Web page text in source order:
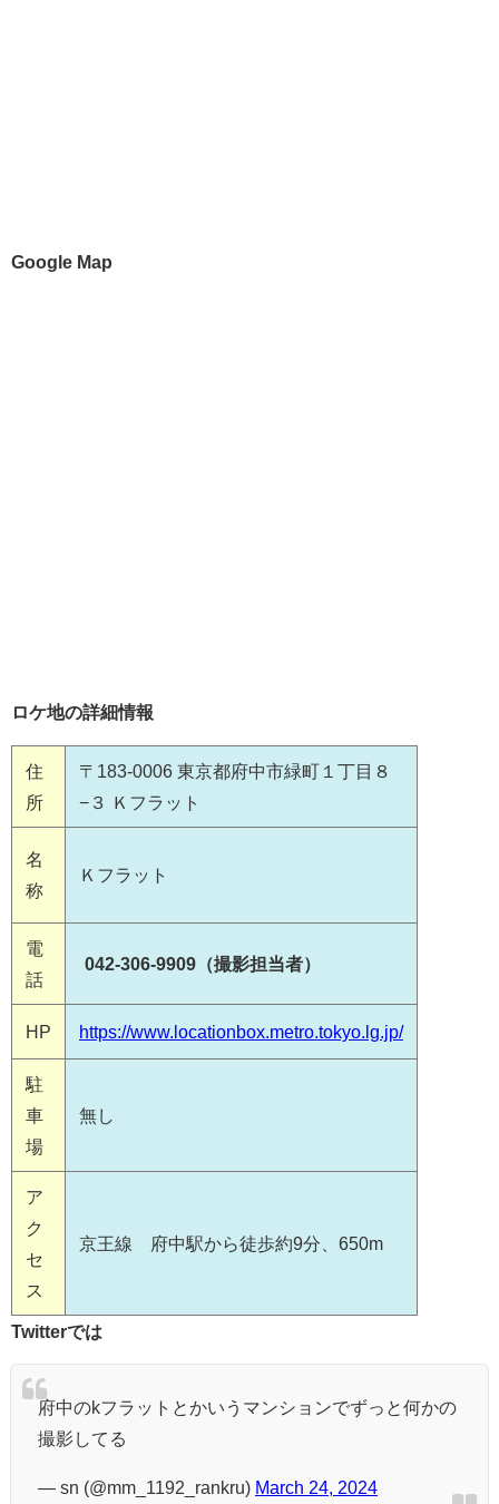
Google Map
ロケ地の詳細情報
住
所
〒183-0006 東京都府中市緑町１丁目８
−３ Ｋフラット
名
称
Ｋフラット
電
話
042-306-9909（撮影担当者）
HP https://www.locationbox.metro.tokyo.lg.jp/
駐
車
場
無し
ア
ク
セ
ス
京王線 府中駅から徒歩約9分、650m
Twitterでは
府中のkフラットとかいうマンションでずっと何かの
撮影してる
— sn (@mm_1192_rankru) March 24, 2024